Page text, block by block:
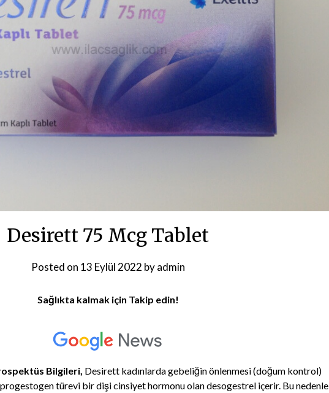
Desirett 75 Mcg Tablet
Posted on 13 Eylül 2022 byadmin
Sağlıkta kalmak için Takip edin!
Bilgileri, Desirett kadınlarda gebeliğin önlenmesi (doğum kontrol)
progestogen türevi bir dişi cinsiyet hormonu olandesogestrel içerir. Bu nedenle